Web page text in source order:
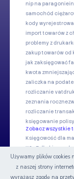
nip na paragonie
samochód
kody
import towarów z
problemy z
zakup towarów od
jak zaksięgować
kwota
zaliczka na
rozliczanie vat
zeznania roczne
rozliczanie
księgowanie
Zobacz wszystkie
Księgowość dla
KSeF dla biur
Nasze serwisy
Używamy plików
z naszej strony
wyrażasz zgodę na